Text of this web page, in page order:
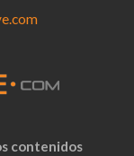
contenidos